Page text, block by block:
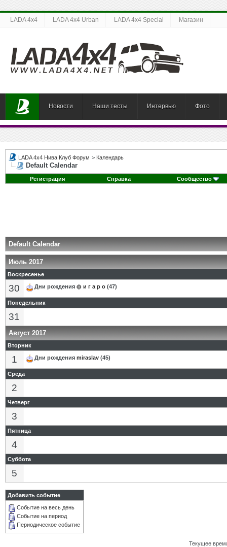
LADA 4x4 LADA 4x4 Urban LADA 4x4 Special Магазин
Новости Наши тесты Интервью Фото
LADA 4x4 Нива Клуб Форум > Календарь
Default Calendar
Регистрация Справка Сообщество
Default Calendar
Июль 2017
Воскресенье
30 Дни рождения ф и г а р о (47)
Понедельник
31
Август 2017
Вторник
1 Дни рождения miraslav (45)
Среда
2
Четверг
3
Пятница
4
Суббота
5
Добавить событие
Событие на весь день
Событие на период
Периодическое событие
Текущее